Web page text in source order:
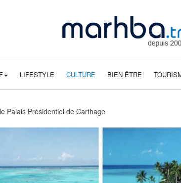
LIFESTYLE CULTURE BIEN ÊTRE
Palais Présidentiel de Carthage